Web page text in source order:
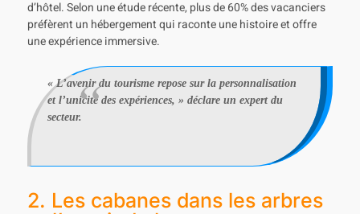
d’hôtel. Selon une étude récente, plus de 60% des vacanciers
préfèrent un hébergement qui raconte une histoire et offre
une expérience immersive.
« L’avenir du tourisme repose sur la personnalisation
et l’unicité des expériences, » déclare un expert du
secteur.
2. Les cabanes dans les arbres